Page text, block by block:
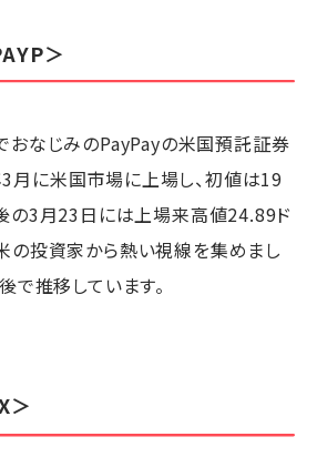
＞
おなじみのPayPayの米国預託証券
3月に米国市場に上場し、初値は19
の3月23日には上場来高値24.89ド
の投資家から熱い視線を集めまし
で推移しています。
＞